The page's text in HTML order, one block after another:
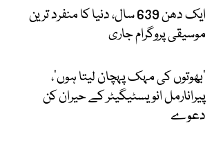
ایک دھن 639 سال، دنیا کا منفرد ترین
موسیقی پروگرام جاری
‘بھوتوں کی مہک پہچان لیتا ہوں’،
پیرانارمل انویسٹیگیٹر کے حیران کن
دعوے